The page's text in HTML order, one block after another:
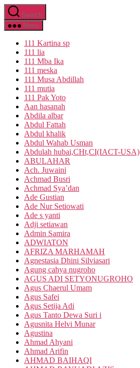
Skip
to
the
Search
Menu
111 Kartina sp
111 lia
111 Mba Ika
111 meska
111 Musa Abdillah
111 mutia
111 Pak Yoto
Aan hasanah
Abdila albar
Abdul Fattah
Abdul khalik
Abdul Wahab Usman
Abdulah hubai,CHt,CI(IACT-USA)
ABULAHAR
Ach. Juwaini
Achmad Busri
Achmad Sya’dan
Ade Gustian
Ade Nur Setiowati
Ade s yanti
Adji setiawan
Admin Samira
ADWIATON
AFRIZA MARHAMAH
Agnestasia Dhini Silviasari
Agung cahya nugroho
AGUS ADI SETYONUGROHO
Agus Chaerul Umam
Agus Safei
Agus Setija Adi
Agus Tanto Dewa Suri i
Agusnita Helvi Munar
Agustina
Ahmad Ahyani
Ahmad Arifin
AHMAD BAIHAQI